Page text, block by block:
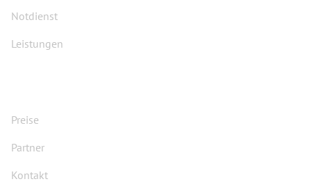
Notdienst
Leistungen
Preise
Partner
Kontakt